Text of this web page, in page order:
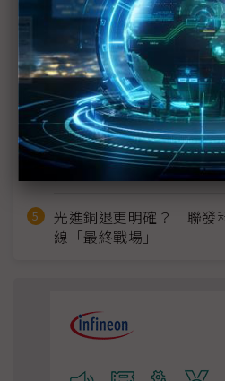
2027全年記憶體產能提
宣」只怕買不夠
英特爾EMIB良率達標 聯
2028準時量產
SpaceX晶片採購大轉向
採用NVIDIA
光進銅退更明確？ 聯發
線「最終戰場」